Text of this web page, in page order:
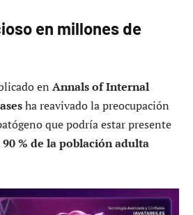
en millones de
en Annals of Internal
ha reavivado la preocupación
que podría estar presente
% de la población adulta